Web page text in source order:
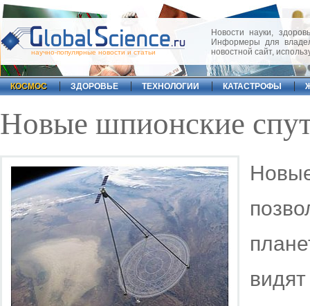
научно-популярные новости и статьи
Новости науки,
Информеры для
новостной сайт,
КОСМОС ЗДОРОВЬЕ ТЕХНОЛОГИИ КАТАСТРОФЫ
Новые шпионские